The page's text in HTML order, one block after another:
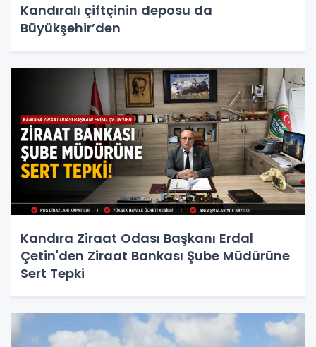
Kandıralı çiftçinin deposu da
Büyükşehir’den
Kandıra Ziraat Odası Başkanı Erdal
Çetin'den Ziraat Bankası Şube Müdürüne
Sert Tepki